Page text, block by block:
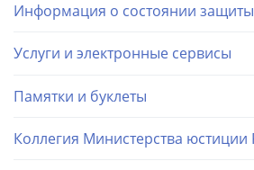
Информация о состоянии
Услуги и электронные сервисы
Памятки и буклеты
Коллегия Министерства юстиции